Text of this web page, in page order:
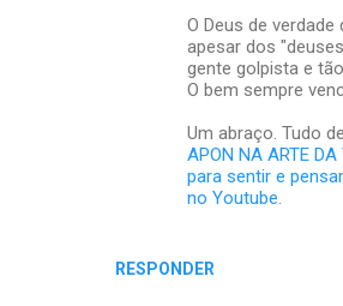
RESPONDER
O Deus de
apesar dos
gente golpista e
O bem sempre
Um abraço. Tudo
APON NA ARTE
para sentir e pensar
no Youtube.